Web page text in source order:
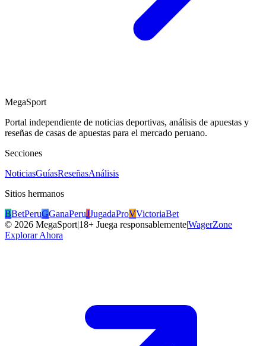
MegaSport
Portal independiente de noticias deportivas, análisis de apuestas y
reseñas de casas de apuestas para el mercado peruano.
Secciones
NoticiasGuíasReseñasAnálisis
Sitios hermanos
BBetPeruGGanaPeruJJugadaProVVictoriaBet
© 2026 MegaSport|18+ Juega responsablemente|WagerZone
Explorar Ahora